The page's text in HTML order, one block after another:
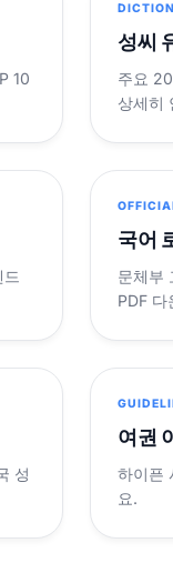
10
성씨
주요
상세히
국어
문체부
PDF 다
성
여권
하이픈
요.